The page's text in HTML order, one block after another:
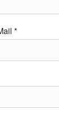
*